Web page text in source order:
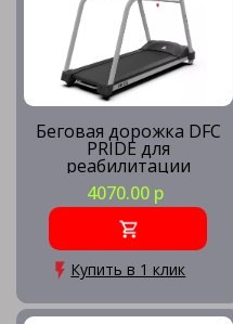
Беговая дорожка DFC
PRIDE для
реабилитации
4070.00 р
Купить в 1 клик